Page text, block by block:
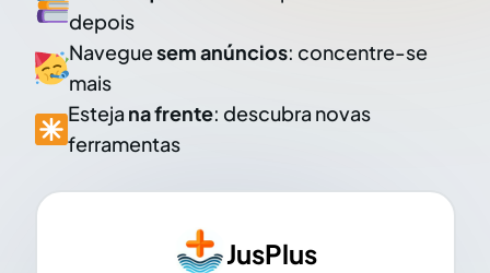
depois
Naveguesem anúncios: concentre-se
mais
Esteja na frente: descubra novas
ferramentas
JusPlus